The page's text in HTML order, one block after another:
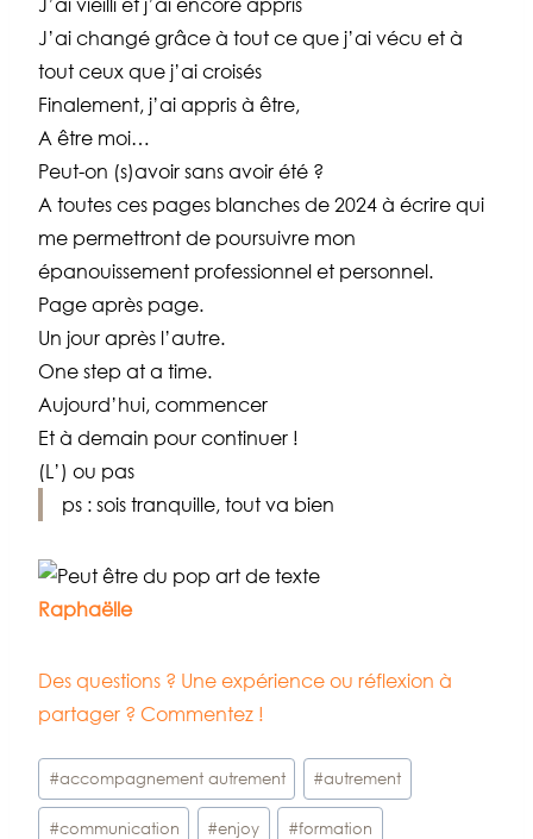
J’ai vieilli et j’ai encore appris
J’ai changé grâce à tout ce que j’ai vécu et à
tout ceux que j’ai croisés
Finalement, j’ai appris à être,
A être moi…
Peut-on (s)avoir sans avoir été ?
A toutes ces pages blanches de 2024 à écrire qui
me permettront de poursuivre mon
épanouissement professionnel et personnel.
Page après page.
Un jour après l’autre.
One step at a time.
Aujourd’hui, commencer
Et à demain pour continuer !
(L’) ou pas
ps : sois tranquille, tout va bien
Raphaëlle
Des questions ? Une expérience ou réflexion à
partager ? Commentez !
Étiquettes
de
la
#accompagnement autrement #autrement
#communication #enjoy #formation